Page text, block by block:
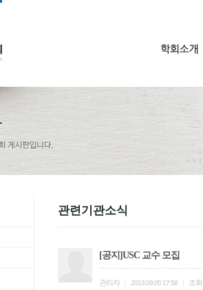
관련기관소식
[공지]USC 교수 모집
관리자 2013.09.05 17:58 조회